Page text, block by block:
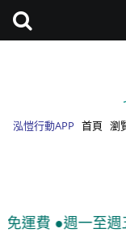
泓愷行動APP 首頁 瀏
運費 ●週一至週